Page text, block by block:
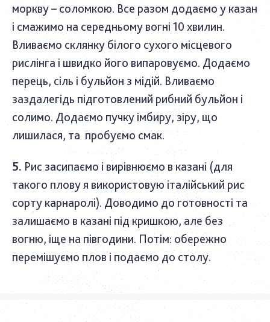
моркву – соломкою. Все разом додаємо у казан
і смажимо на середньому вогні 10 хвилин.
Вливаємо склянку білого сухого місцевого
рислінга і швидко його випаровуємо. Додаємо
перець, сіль і бульйон з мідій. Вливаємо
заздалегідь підготовлений рибний бульйон і
солимо. Додаємо пучку імбиру, зіру, що
лишилася, та пробуємо смак.
Рис засипаємо і вирівнюємо в казані (для
такого плову я використовую італійський рис
сорту карнаролі). Доводимо до готовності та
залишаємо в казані під кришкою, але без
вогню, іще на півгодини. Потім: обережно
перемішуємо плов і подаємо до столу.